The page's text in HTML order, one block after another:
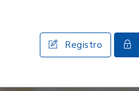
Registro